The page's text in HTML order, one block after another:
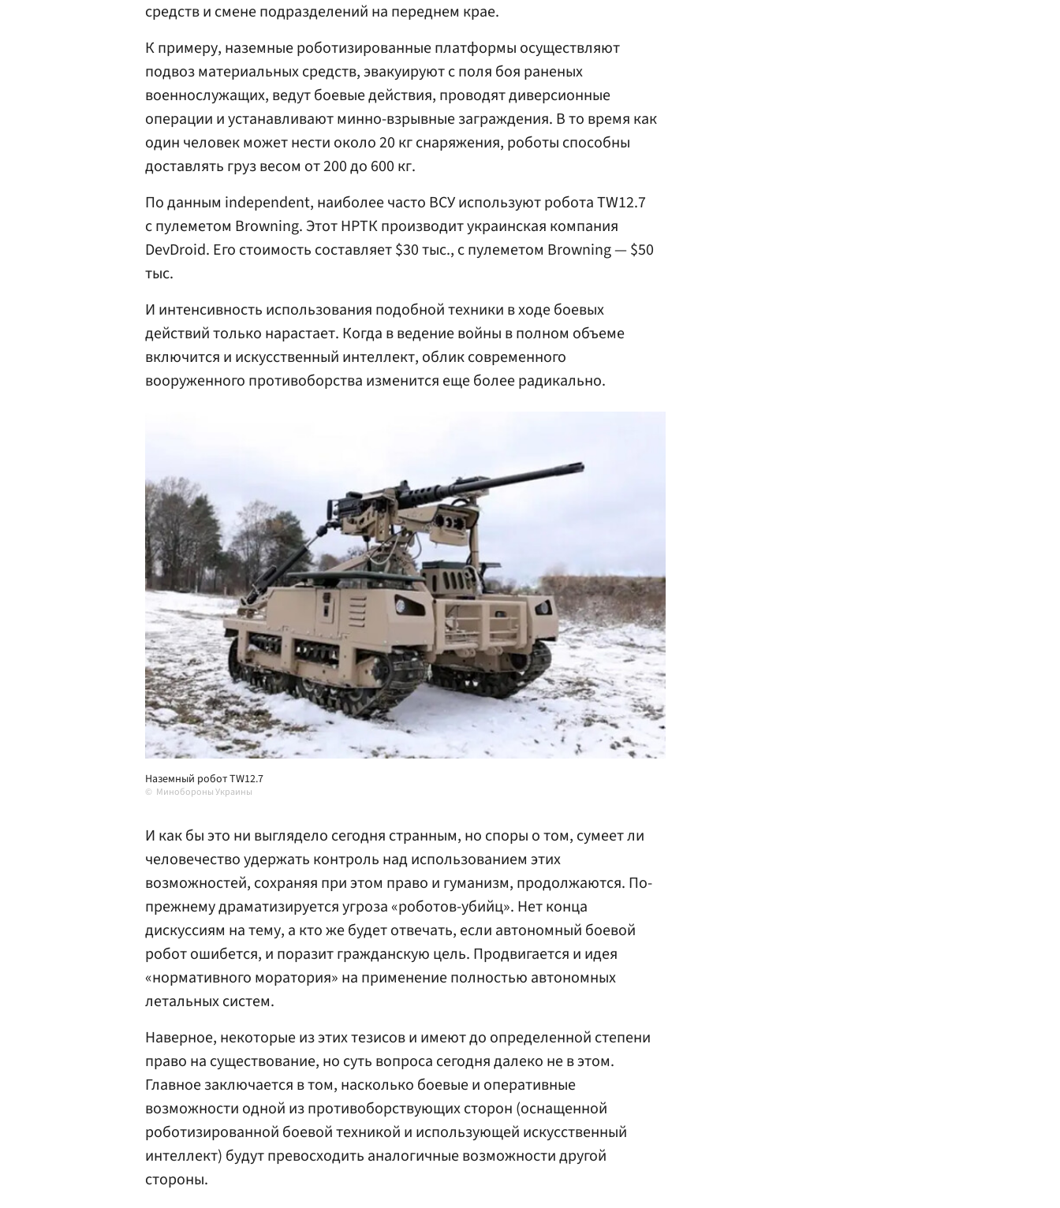
средств и смене подразделений на переднем крае.
К примеру, наземные роботизированные платформы осуществляют
подвоз материальных средств, эвакуируют с поля боя раненых
военнослужащих, ведут боевые действия, проводят диверсионные
операции и устанавливают минно-взрывные заграждения. В то время как
один человек может нести около 20 кг снаряжения, роботы способны
доставлять груз весом от 200 до 600 кг.
По данным independent, наиболее часто ВСУ используют робота TW12.7
с пулеметом Browning. Этот НРТК производит украинская компания
DevDroid. Его стоимость составляет $30 тыс., с пулеметом Browning — $50
тыс.
И интенсивность использования подобной техники в ходе боевых
действий только нарастает. Когда в ведение войны в полном объеме
включится и искусственный интеллект, облик современного
вооруженного противоборства изменится еще более радикально.
Наземный робот TW12.7
Минобороны Украины
И как бы это ни выглядело сегодня странным, но споры о том, сумеет ли
человечество удержать контроль над использованием этих
возможностей, сохраняя при этом право и гуманизм, продолжаются. По-
прежнему драматизируется угроза «роботов-убийц». Нет конца
дискуссиям на тему, а кто же будет отвечать, если автономный боевой
робот ошибется, и поразит гражданскую цель. Продвигается и идея
«нормативного моратория» на применение полностью автономных
летальных систем.
Наверное, некоторые из этих тезисов и имеют до определенной степени
право на существование, но суть вопроса сегодня далеко не в этом.
Главное заключается в том, насколько боевые и оперативные
возможности одной из противоборствующих сторон (оснащенной
роботизированной боевой техникой и использующей искусственный
интеллект) будут превосходить аналогичные возможности другой
стороны.